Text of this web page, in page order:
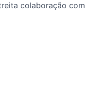
colaboração com